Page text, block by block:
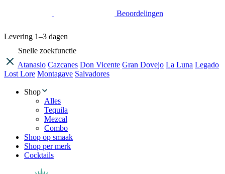
Beoordelingen
Levering 1–3 dagen
Snelle zoekfunctie
Atanasio Cazcanes Don Vicente Gran Dovejo La Luna Legado
Lost Lore Montagave Salvadores
Shop
Alles
Tequila
Mezcal
Combo
Shop op smaak
Shop per merk
Cocktails